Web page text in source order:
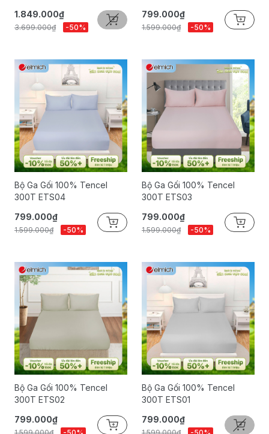
1.849.000₫
3.699.000₫ -50%
799.000₫
1.599.000₫ -50%
Bộ Ga Gối 100% Tencel
300T ETS04
799.000₫
1.599.000₫ -50%
Bộ Ga Gối 100% Tencel
300T ETS03
799.000₫
1.599.000₫ -50%
Bộ Ga Gối 100% Tencel
300T ETS02
799.000₫
Bộ Ga Gối 100% Tencel
300T ETS01
799.000₫